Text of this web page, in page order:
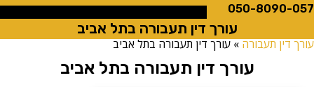
050-
עורך דין תעבורה בתל אביב
תעבורה»עורך דין תעבורה בתל אביב
עורך דין תעבורה בתל אביב